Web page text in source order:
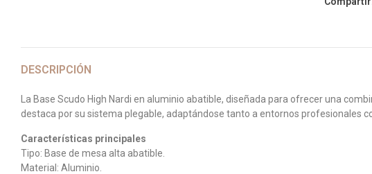
DESCRIPCIÓN
La Base Scudo High Nardi en aluminio abatible, diseñada para ofrecer una
destaca por su sistema plegable, adaptándose tanto a entornos profesionales
Características principales
Tipo: Base de mesa alta abatible.
Material: Aluminio.